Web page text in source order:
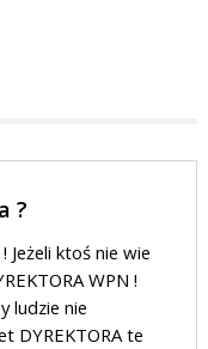
?
Jeżeli ktoś nie wie
WPN !
ludzie nie
DYREKTORA te